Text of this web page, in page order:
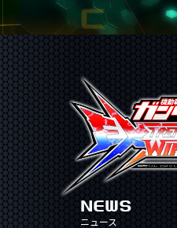
NEWS
ニュース